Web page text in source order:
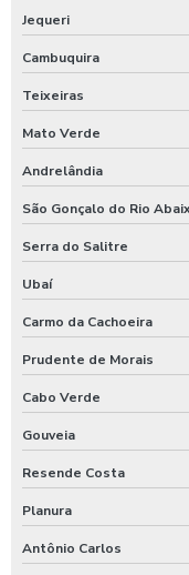
Jequeri
Cambuquira
Teixeiras
Mato Verde
Andrelândia
São Gonçalo do Rio
Serra do Salitre
Ubaí
Carmo da Cachoeira
Prudente de Morais
Cabo Verde
Gouveia
Resende Costa
Planura
Antônio Carlos